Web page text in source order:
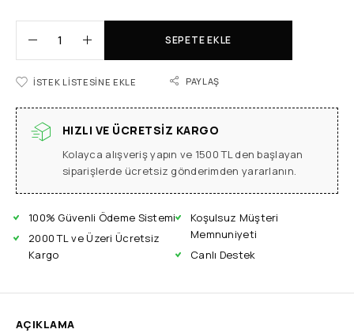
SEPETE EKLE
İSTEK LISTESINE EKLE PAYLAŞ
HIZLI VE ÜCRETSIZ KARGO
Kolayca alışveriş yapın ve 1500 TL den başlayan
siparişlerde ücretsiz gönderimden yararlanın.
100% Güvenli Ödeme Sistemi
2000 TL ve Üzeri Ücretsiz
Kargo
Koşulsuz Müşteri
Memnuniyeti
Canlı Destek
AÇIKLAMA